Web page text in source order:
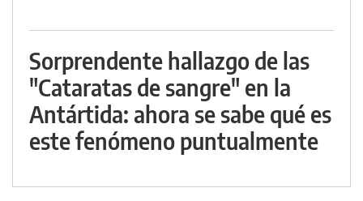
Sorprendente hallazgo de las
"Cataratas de sangre" en la
Antártida: ahora se sabe qué es
este fenómeno puntualmente